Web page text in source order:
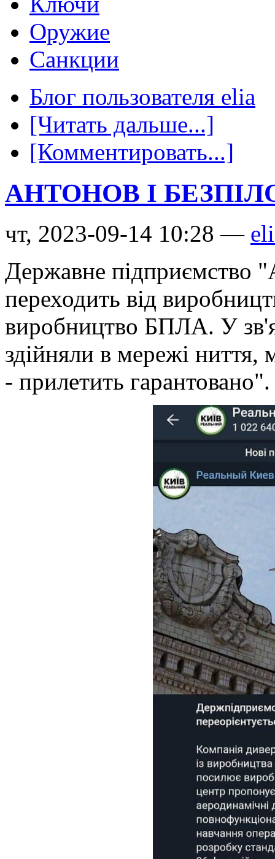
Оружие
Санкции
Блог пользователя elia
[Читать дальше...]
[Комментировать...]
АНТОНОВ І
чт, 2023-09-14 10:28 —
Державне підприємство
переходить від
виробництво БПЛА. У
здійняли в мережі
- прилетить гарантовано".